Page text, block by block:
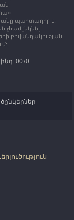
100
պարտադիր է:
չհամընկնել
բովանդակության
0070